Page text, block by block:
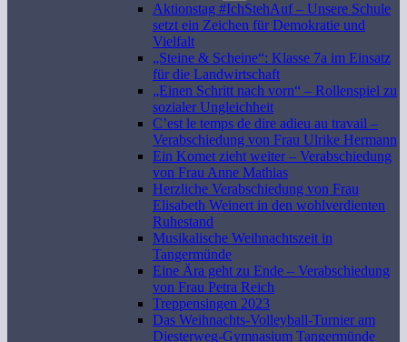
Aktionstag #IchStehAuf – Unsere Schule
setzt ein Zeichen für Demokratie und
Vielfalt
„Steine & Scheine“: Klasse 7a im Einsatz
für die Landwirtschaft
„Einen Schritt nach vorn“ – Rollenspiel zu
sozialer Ungleichheit
C’est le temps de dire adieu au travail –
Verabschiedung von Frau Ulrike Hermann
Ein Komet zieht weiter – Verabschiedung
von Frau Anne Mathias
Herzliche Verabschiedung von Frau
Elisabeth Weinert in den wohlverdienten
Ruhestand
Musikalische Weihnachtszeit in
Tangermünde
Eine Ära geht zu Ende – Verabschiedung
von Frau Petra Reich
Treppensingen 2023
Das Weihnachts-Volleyball-Turnier am
Diesterweg-Gymnasium Tangermünde